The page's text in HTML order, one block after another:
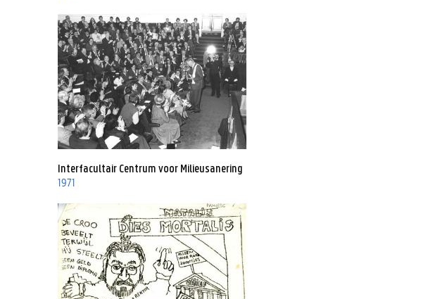
Interfacultair Centrum voor Milieusanering
1971